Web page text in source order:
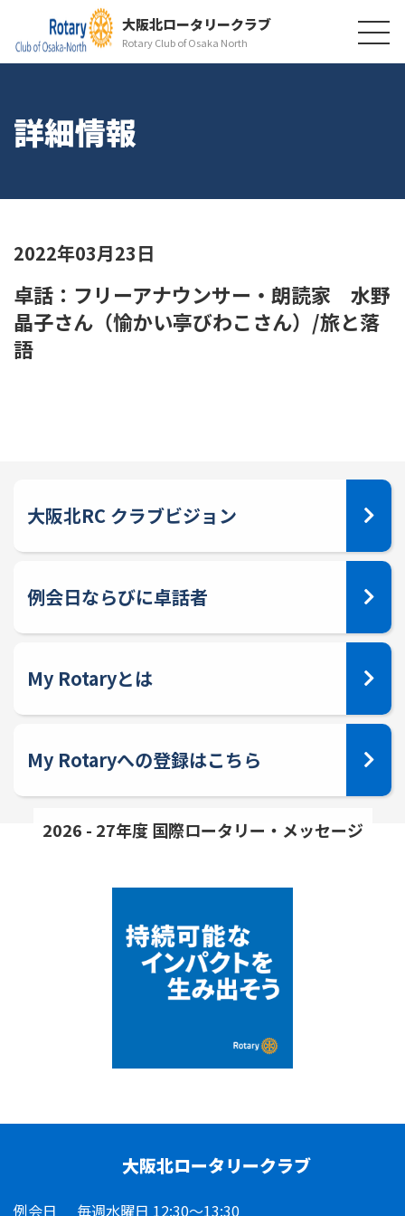
大阪北ロータリークラブ
Rotary Club of Osaka North
詳細情報
2022年03月23日
卓話：フリーアナウンサー・朗読家 水野
晶子さん（愉かい亭びわこさん）/旅と落
語
大阪北RC クラブビジョン
例会日ならびに卓話者
My Rotaryとは
My Rotaryへの登録はこちら
2026 - 27年度 国際ロータリー・メッセージ
大阪北ロータリークラブ
例会日 毎週水曜日 12:30～13:30